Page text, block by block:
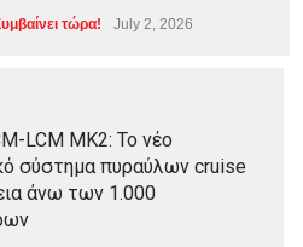
τώρα! July 2, 2026
LCM MK2: Το νέο
σύστημα πυραύλων cruise
άνω των 1.000